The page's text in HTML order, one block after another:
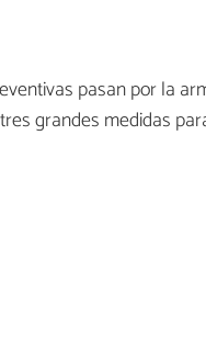
pasan por la
grandes medidas